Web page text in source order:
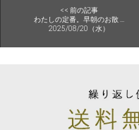
<< 前の記事
わたしの定番。早朝のお散 ...
2025/08/20（水）